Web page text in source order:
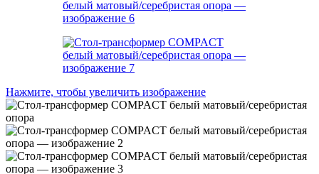
Нажмите, чтобы увеличить изображение